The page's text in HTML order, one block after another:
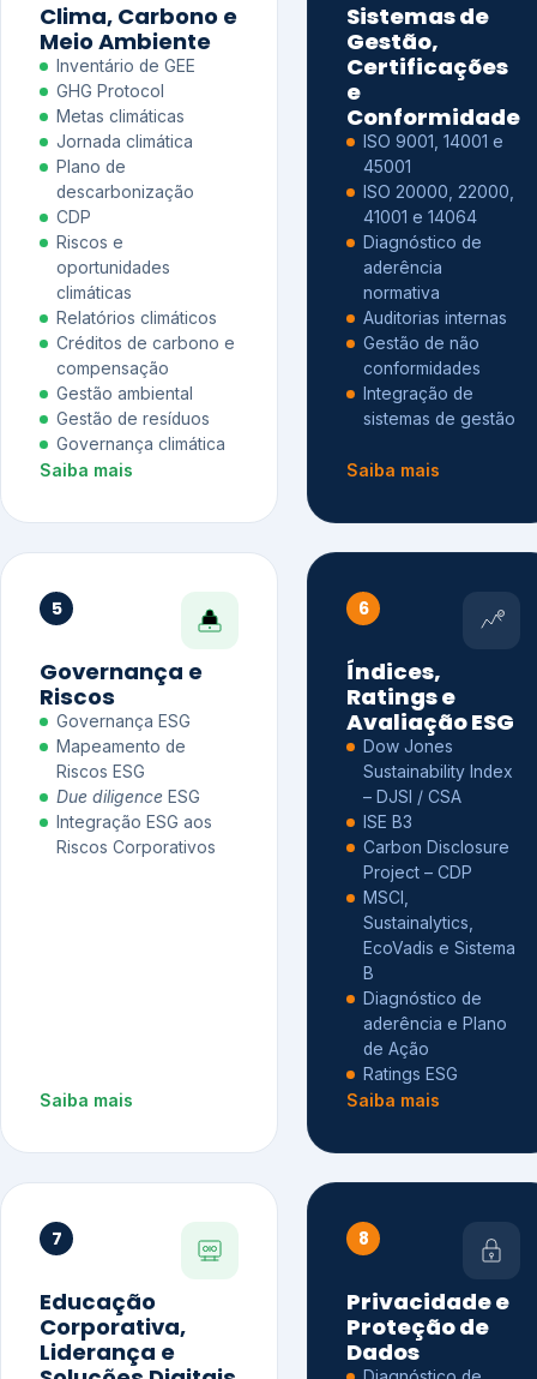
Clima, Carbono e
Meio Ambiente
Inventário de GEE
GHG Protocol
Metas climáticas
Jornada climática
Plano de
descarbonização
CDP
Riscos e
oportunidades
climáticas
Relatórios climáticos
Créditos de carbono e
compensação
Gestão ambiental
Gestão de resíduos
Governança climática
Saiba mais
Sistemas de
Gestão,
Certificações
e
Conformidade
ISO 9001, 14001 e
45001
ISO 20000, 22000,
41001 e 14064
Diagnóstico de
aderência
normativa
Auditorias internas
Gestão de não
conformidades
Integração de
sistemas de gestão
Saiba mais
5
Governança e
Riscos
Governança ESG
Mapeamento de
Riscos ESG
Due diligence ESG
Integração ESG aos
Riscos Corporativos
Saiba mais
6
Índices,
Ratings e
Avaliação ESG
Dow Jones
Sustainability Index
– DJSI / CSA
ISE B3
Carbon Disclosure
Project – CDP
MSCI,
Sustainalytics,
EcoVadis e Sistema
B
Diagnóstico de
aderência e Plano
de Ação
Ratings ESG
Saiba mais
7
Educação
Corporativa,
Liderança e
8
Privacidade e
Proteção de
Dados